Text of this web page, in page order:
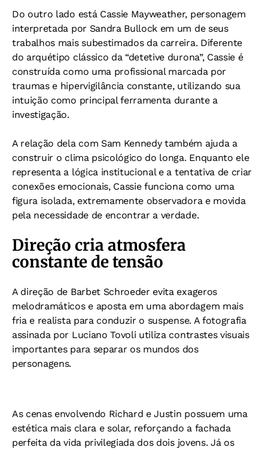
Do outro lado está Cassie Mayweather, personagem
interpretada por Sandra Bullock em um de seus
trabalhos mais subestimados da carreira. Diferente
do arquétipo clássico da “detetive durona”, Cassie é
construída como uma profissional marcada por
traumas e hipervigilância constante, utilizando sua
intuição como principal ferramenta durante a
investigação.
A relação dela com Sam Kennedy também ajuda a
construir o clima psicológico do longa. Enquanto ele
representa a lógica institucional e a tentativa de criar
conexões emocionais, Cassie funciona como uma
figura isolada, extremamente observadora e movida
pela necessidade de encontrar a verdade.
Direção cria atmosfera
constante de tensão
A direção de Barbet Schroeder evita exageros
melodramáticos e aposta em uma abordagem mais
fria e realista para conduzir o suspense. A fotografia
assinada por Luciano Tovoli utiliza contrastes visuais
importantes para separar os mundos dos
personagens.
As cenas envolvendo Richard e Justin possuem uma
estética mais clara e solar, reforçando a fachada
perfeita da vida privilegiada dos dois jovens. Já os